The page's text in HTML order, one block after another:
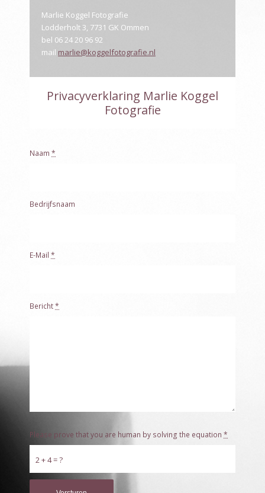
Marlie Koggel Fotografie
Lodderholt 3, 7731 GK Ommen
bel 06 24 20 96 92
mail marlie@koggelfotografie.nl
Privacyverklaring Marlie Koggel
Fotografie
Naam *
Bedrijfsnaam
E-Mail *
Bericht*
2 + 4 = ?
Please prove that you are human by solving the equation *